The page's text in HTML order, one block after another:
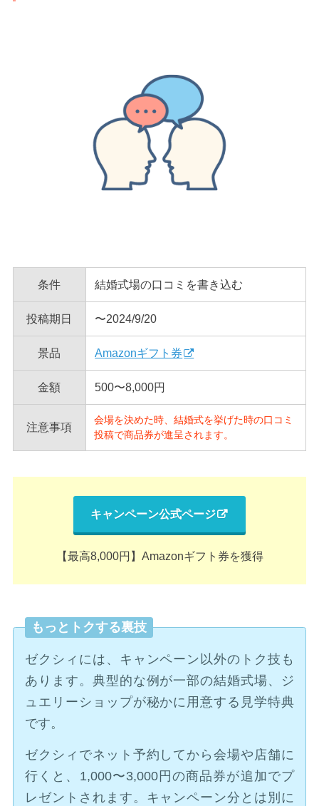
条件 結婚式場の口コミを書き込む
投稿期日 〜2024/9/20
景品 Amazonギフト券
金額 500〜8,000円
注意事項
会場を決めた時、結婚式を挙げた時の口コミ
投稿で商品券が進呈されます。
キャンペーン公式ページ
【最高8,000円】Amazonギフト券を獲得
もっとトクする裏技
ゼクシィには、キャンペーン以外のトク技も
あります。典型的な例が一部の結婚式場、ジ
ュエリーショップが秘かに用意する見学特典
です。
ゼクシィでネット予約してから会場や店舗に
行くと、1,000〜3,000円の商品券が追加でプ
レゼントされます。キャンペーン分とは別に